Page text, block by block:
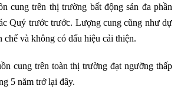
cung trên thị trường bất động sản đa phần
Quý trước trước. Lượng cung cũng như dự
chế và không có dấu hiệu cải thiện.
cung trên toàn thị trường đạt ngưỡng thấp
5 năm trở lại đây.